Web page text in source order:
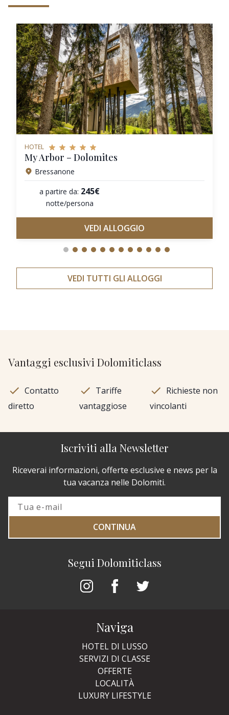
HOTEL
My Arbor – Dolomites
Bressanone
a partire da: 245€
notte/persona
VEDI ALLOGGIO
VEDI TUTTI GLI ALLOGGI
Vantaggi esclusivi Dolomiticlass
Contatto
diretto
Tariffe
vantaggiose
Richieste non
vincolanti
Segui Dolomiticlass
Iscriviti alla Newsletter
Riceverai informazioni, offerte esclusive e news per la
tua vacanza nelle Dolomiti.
CONTINUA
Naviga
HOTEL DI LUSSO
SERVIZI DI CLASSE
OFFERTE
LOCALITÀ
LUXURY LIFESTYLE